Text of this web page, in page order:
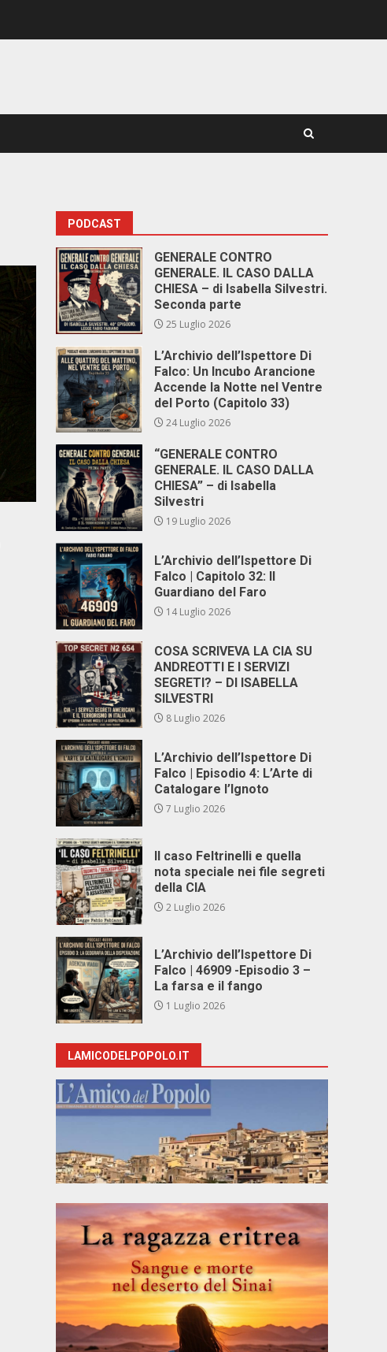
PODCAST
GENERALE CONTRO
GENERALE. IL CASO DALLA
CHIESA – di Isabella Silvestri.
Seconda parte
25 Luglio 2026
L’Archivio dell’Ispettore Di
Falco: Un Incubo Arancione
Accende la Notte nel Ventre
del Porto (Capitolo 33)
24 Luglio 2026
“GENERALE CONTRO
GENERALE. IL CASO DALLA
CHIESA” – di Isabella
Silvestri
19 Luglio 2026
L’Archivio dell’Ispettore Di
Falco | Capitolo 32: Il
Guardiano del Faro
14 Luglio 2026
COSA SCRIVEVA LA CIA SU
ANDREOTTI E I SERVIZI
SEGRETI? – DI ISABELLA
SILVESTRI
8 Luglio 2026
L’Archivio dell’Ispettore Di
Falco | Episodio 4: L’Arte di
Catalogare l’Ignoto
7 Luglio 2026
Il caso Feltrinelli e quella
nota speciale nei file segreti
della CIA
2 Luglio 2026
L’Archivio dell’Ispettore Di
Falco | 46909 -Episodio 3 –
La farsa e il fango
1 Luglio 2026
LAMICODELPOPOLO.IT